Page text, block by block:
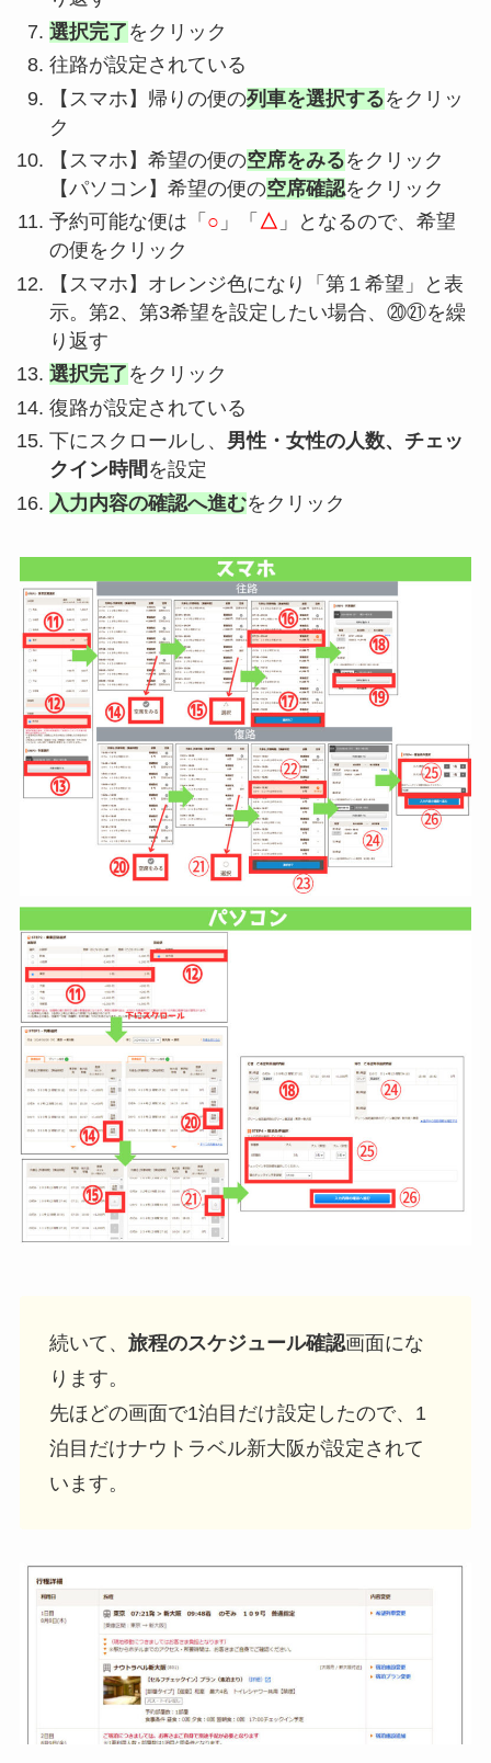
選択完了 をクリック
往路が設定されている
【スマホ】帰りの便の列車を選択するをクリッ
ク
【スマホ】希望の便の空席をみるをクリック
【パソコン】希望の便の空席確認をクリック
予約可能な便は「 ○ 」「 △ 」となるので、希望
の便をクリック
【スマホ】オレンジ色になり「第１希望」と表
示。第2、第3希望を設定したい場合、⑳㉑を繰
り返す
選択完了 をクリック
復路が設定されている
下にスクロールし、 男性・女性の人数、チェッ
クイン時間 を設定
入力内容の確認へ進むをクリック
続いて、 旅程のスケジュール確認画面にな
ります。
先ほどの画面で1泊目だけ設定したので、1
泊目だけナウトラベル新大阪が設定されて
います。